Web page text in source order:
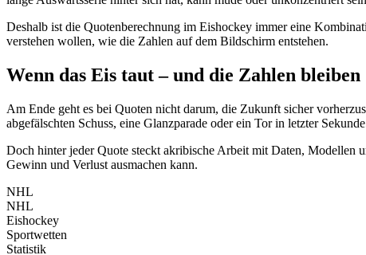
Deshalb ist die Quotenberechnung im Eishockey immer eine
verstehen wollen, wie die Zahlen auf dem Bildschirm entstehen.
Wenn das Eis taut – und die Zahlen bleiben
Am Ende geht es bei Quoten nicht darum, die Zukunft sicher
abgefälschten Schuss, eine Glanzparade oder ein Tor in letzter
Doch hinter jeder Quote steckt akribische Arbeit mit Daten, Modellen
Gewinn und Verlust ausmachen kann.
NHL
NHL
Eishockey
Sportwetten
Statistik